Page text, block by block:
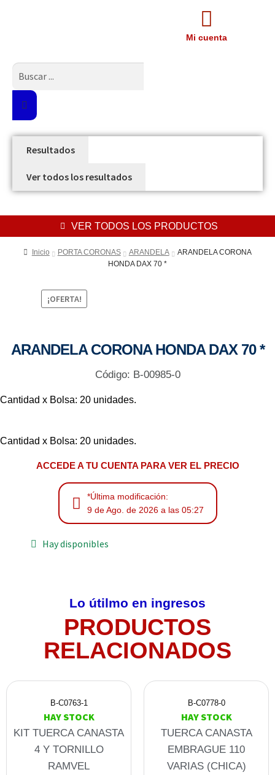
Mi cuenta
Resultados
Ver todos los resultados
VER TODOS LOS PRODUCTOS
Inicio PORTA CORONAS ARANDELA
ARANDELA CORONA
HONDA DAX 70 *
¡OFERTA!
ARANDELA CORONA HONDA DAX 70 *
Código: B-00985-0
Cantidad x Bolsa: 20 unidades.
Cantidad x Bolsa: 20 unidades.
ACCEDE A TU CUENTA PARA VER EL PRECIO
*Última modificación:
9 de Ago. de 2026 a las 05:27
Hay disponibles
Lo útilmo en ingresos
PRODUCTOS
RELACIONADOS
B-C0763-1
HAY STOCK
KIT TUERCA CANASTA
4 Y TORNILLO
RAMVEL
B-C0778-0
HAY STOCK
TUERCA CANASTA
EMBRAGUE 110
VARIAS (CHICA)